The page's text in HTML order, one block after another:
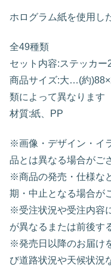
ホログラム紙を使用し
全49種類
セット内容:ステッカ
商品サイズ:大…(約
類によって異なります
材質:紙、PP
※画像・デザイン・イ
品とは異なる場合がご
※商品の発売・仕様な
期・中止となる場合が
※受注状況や受注内容
が異なるまたは前後す
※発売日以降のお届け
び道路状況や天候状況